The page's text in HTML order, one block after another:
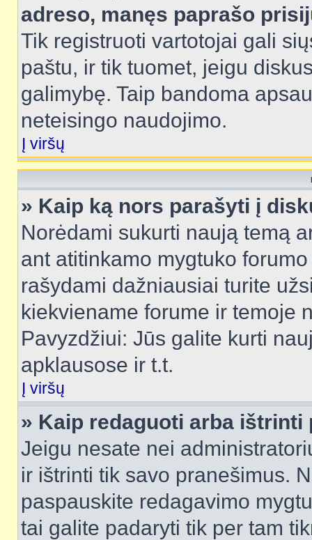
adreso, manęs paprašo
Tik registruoti vartotojai gali
paštu, ir tik tuomet, jeigu
galimybę. Taip bandoma
neteisingo naudojimo.
Į viršų
» Kaip ką nors parašyti į
Norėdami sukurti naują temą
ant atitinkamo mygtuko
rašydami dažniausiai turite
kiekviename forume ir temoje
Pavyzdžiui: Jūs galite kurti
apklausose ir t.t.
Į viršų
» Kaip redaguoti arba ištrinti
Jeigu nesate nei
ir ištrinti tik savo pranešimus.
paspauskite redagavimo
tai galite padaryti tik per tam